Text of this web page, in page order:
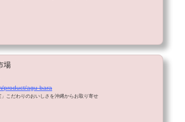
場
product/agu-bara
こだわりのおいしさを沖縄からお取り寄せ